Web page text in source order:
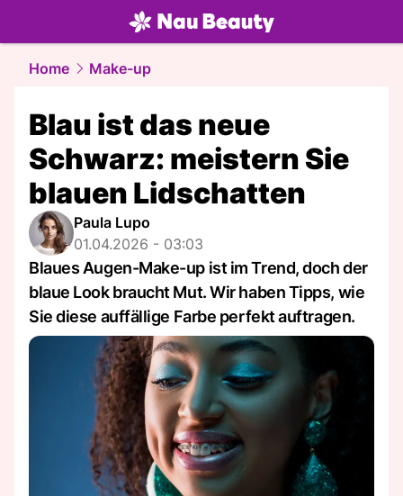
beauty.NAU.ch
Home Make-up
Blau ist das neue
Schwarz: meistern Sie
blauen Lidschatten
Paula Lupo
01.04.2026 - 03:03
Blaues Augen-Make-up ist im Trend, doch der
blaue Look braucht Mut. Wir haben Tipps, wie
Sie diese auffällige Farbe perfekt auftragen.